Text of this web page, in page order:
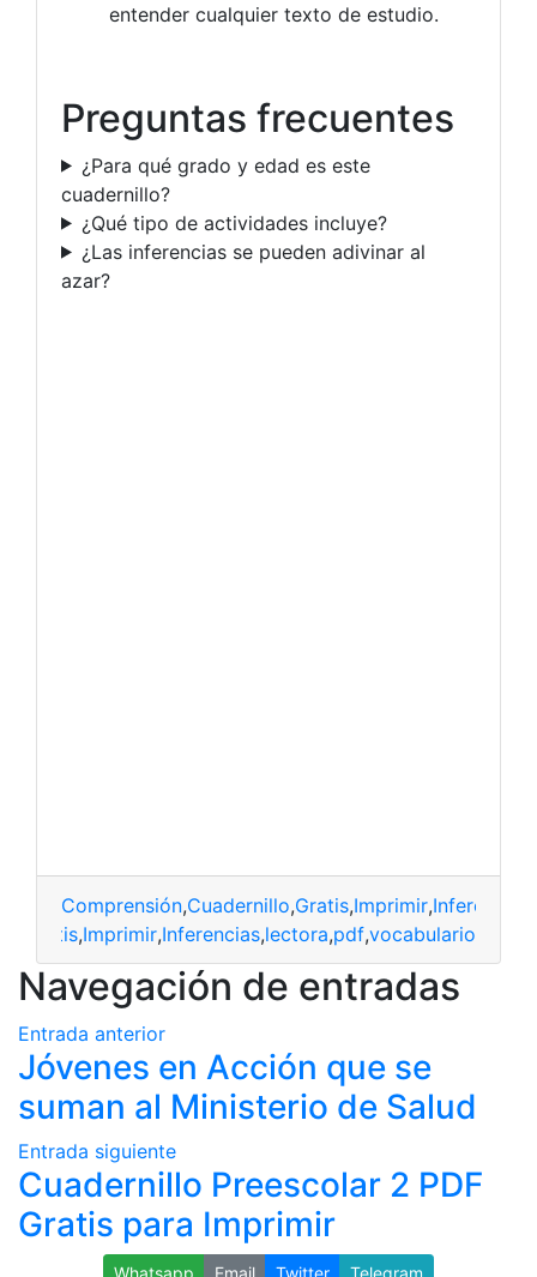
entender cualquier texto de estudio.
Preguntas frecuentes
¿Para qué grado y edad es este
cuadernillo?
¿Qué tipo de actividades incluye?
¿Las inferencias se pueden adivinar al
azar?
Comprensión,Cuadernillo,Gratis,Imprimir,Inferencias
Gratis,Imprimir,Inferencias,lectora,pdf,vocabulario
Navegación de entradas
Entrada anterior
Jóvenes en Acción que se
suman al Ministerio de Salud
Entrada siguiente
Cuadernillo Preescolar 2 PDF
Gratis para Imprimir
Whatsapp Email Twitter Telegram